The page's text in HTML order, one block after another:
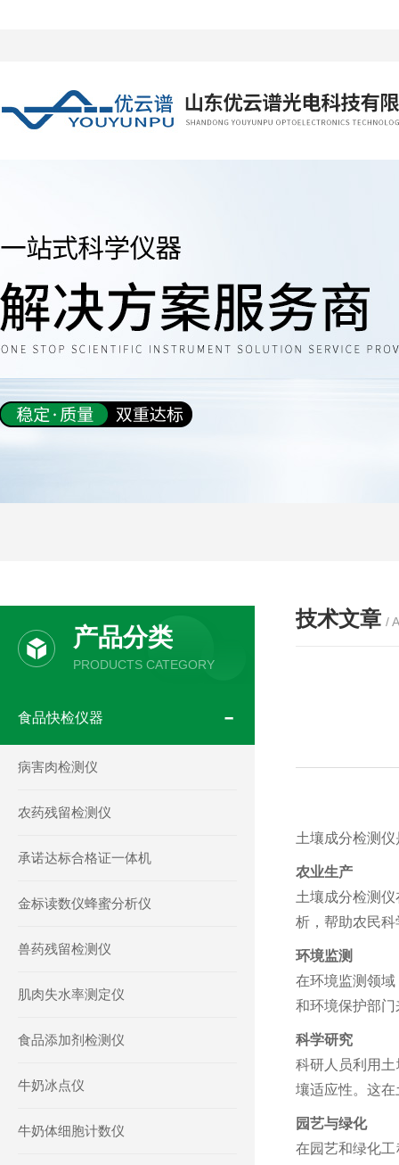
技术文章 /
土壤成分检测
农业生产
土壤成分检测
析，帮助农民
环境监测
在环境监测领
和环境保护部
科学研究
科研人员利用
壤适应性。这
园艺与绿化
在园艺和绿化
产品分类
PRODUCTS CATEGORY
食品快检仪器
病害肉检测仪
农药残留检测仪
承诺达标合格证一体机
金标读数仪蜂蜜分析仪
兽药残留检测仪
肌肉失水率测定仪
食品添加剂检测仪
牛奶冰点仪
牛奶体细胞计数仪